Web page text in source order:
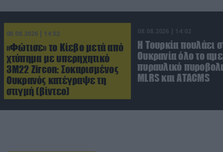
08.08.2026 | 14:02
«Φώτισε» το Κίεβο μετά από
χτύπημα με υπερηχητικό
3M22 Zircon: Σοκαρισμένος
Ουκρανός κατέγραψε τη
στιγμή (βίντεο)
08.08.2026 | 14:02
Η Τουρκία πουλάει
Ουκρανία όλο το
πυραυλικό
MLRS και ΑΤΑCMS